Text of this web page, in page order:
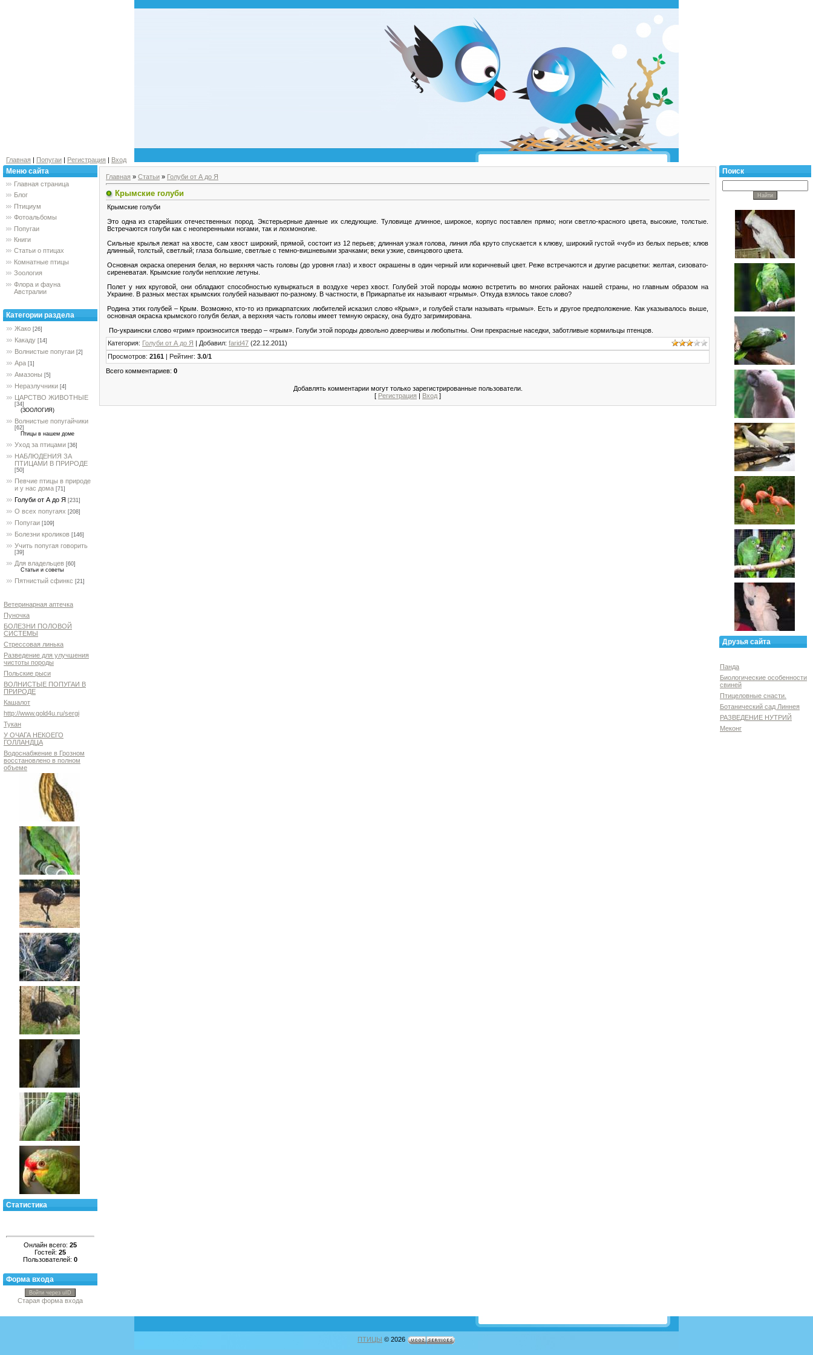
Главная | Попугаи | Регистрация | Вход
Меню сайта
Главная страница
Блог
Птициум
Фотоальбомы
Попугаи
Книги
Статьи о птицах
Комнатные птицы
Зоология
Флора и фауна
Австралии
Категории раздела
Жако [26]
Какаду [14]
Волнистые попугаи [2]
Ара [1]
Амазоны [5]
Неразлучники [4]
ЦАРСТВО ЖИВОТНЫЕ
[34]
(ЗООЛОГИЯ)
Волнистые попугайчики
[62]
Птицы в нашем доме
Уход за птицами [36]
НАБЛЮДЕНИЯ ЗА
ПТИЦАМИ В ПРИРОДЕ
[50]
Певчие птицы в природе
и у нас дома [71]
Голуби от А до Я [231]
О всех попугаях [208]
Попугаи [109]
Болезни кроликов [146]
Учить попугая говорить
[39]
Для владельцев [60]
Статьи и советы
Пятнистый сфинкс [21]
Ветеринарная аптечка
Пуночка
БОЛЕЗНИ ПОЛОВОЙ
СИСТЕМЫ
Стрессовая линька
Разведение для улучшения
чистоты породы
Польские рыси
ВОЛНИСТЫЕ ПОПУГАИ В
ПРИРОДЕ
Кашалот
http://www.gold4u.ru/sergi
Тукан
У ОЧАГА НЕКОЕГО
ГОЛЛАНДЦА
Водоснабжение в Грозном
восстановлено в полном
объеме
Статистика
Онлайн всего: 25
Гостей: 25
Пользователей: 0
Форма входа
Войти через uID
Старая форма входа
Главная » Статьи » Голуби от А до Я
Крымские голуби
Крымские голуби
Это одна из старейших отечественных пород. Экстерьерные данные их следующие. Туловище длинное, широкое, корпус поставлен прямо; ноги светло-красного цвета, высокие, толстые.
Встречаются голуби как с неоперенными ногами, так и лохмоногие.
Сильные крылья лежат на хвосте, сам хвост широкий, прямой, состоит из 12 перьев; длинная узкая голова, линия лба круто спускается к клюву, широкий густой «чуб» из белых перьев; клюв
длинный, толстый, светлый; глаза большие, светлые с темно-вишневыми зрачками; веки узкие, свинцового цвета.
Основная окраска оперения белая, но верхняя часть головы (до уровня глаз) и хвост окрашены в один черный или коричневый цвет. Реже встречаются и другие расцветки: желтая, сизовато-
сиреневатая. Крымские голуби неплохие летуны.
Полет у них круговой, они обладают способностью кувыркаться в воздухе через хвост. Голубей этой породы можно встретить во многих районах нашей страны, но главным образом на
Украине. В разных местах крымских голубей называют по-разному. В частности, в Прикарпатье их называют «грымы». Откуда взялось такое слово?
Родина этих голубей – Крым. Возможно, кто-то из прикарпатских любителей исказил слово «Крым», и голубей стали называть «грымы». Есть и другое предположение. Как указывалось выше,
основная окраска крымского голубя белая, а верхняя часть головы имеет темную окраску, она будто загримирована.
По-украински слово «грим» произносится твердо – «грым». Голуби этой породы довольно доверчивы и любопытны. Они прекрасные наседки, заботливые кормильцы птенцов.
Категория: Голуби от А до Я | Добавил: farid47 (22.12.2011)
Просмотров: 2161 | Рейтинг: 3.0/1
Всего комментариев: 0
Добавлять комментарии могут только зарегистрированные пользователи.
[ Регистрация | Вход ]
Поиск
Друзья сайта
Панда
Биологические особенности
свиней
Птицеловные снасти.
Ботанический сад Линнея
РАЗВЕДЕНИЕ НУТРИЙ
Меконг
ПТИЦЫ © 2026